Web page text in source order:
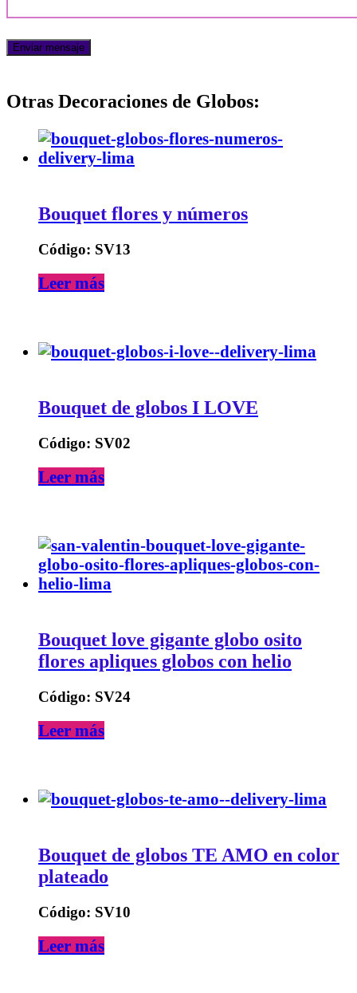
Otras Decoraciones de Globos:
Bouquet flores y números
Código: SV13
Leer más
Bouquet de globos I LOVE
Código: SV02
Leer más
Bouquet love gigante globo osito
flores apliques globos con helio
Código: SV24
Leer más
Bouquet de globos TE AMO en color
plateado
Código: SV10
Leer más